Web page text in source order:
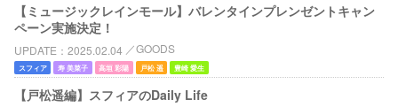
【ミュージックレインモール】バレンタインプレンゼントキャン
ペーン実施決定！
UPDATE 2025.02.04 GOODS
スフィア 寿 美菜子 高垣 彩陽 戸松 遥 豊崎 愛生
【戸松遥編】スフィアのDaily Life